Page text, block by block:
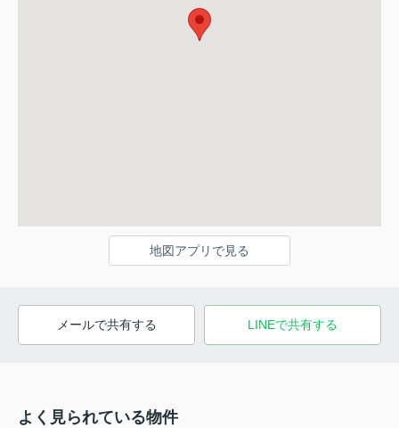
地図アプリで見る
メールで共有する LINEで共有する
よく見られている物件